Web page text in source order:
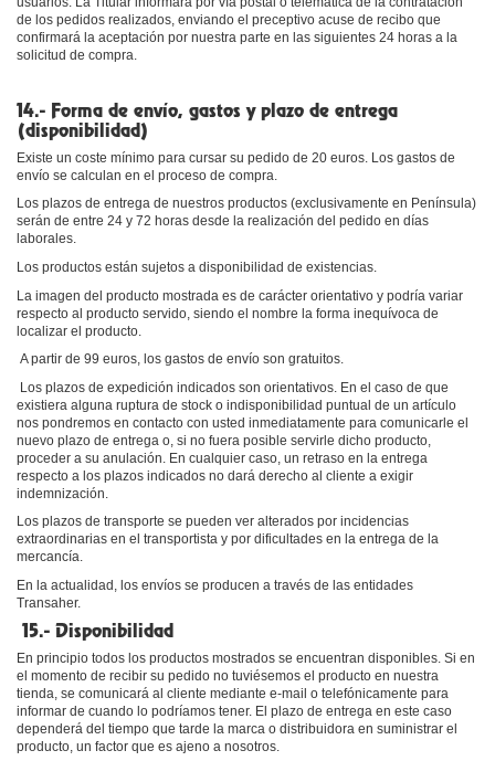
de los pedidos realizados, enviando el preceptivo acuse de recibo que
confirmará la aceptación por nuestra parte en las siguientes 24 horas a la
solicitud de compra.
14.- Forma de envío, gastos y plazo de entrega
(disponibilidad)
Existe un coste mínimo para cursar su pedido de 20 euros. Los gastos de
envío se calculan en el proceso de compra.
Los plazos de entrega de nuestros productos (exclusivamente en Península)
serán de entre 24 y 72 horas desde la realización del pedido en días
laborales.
Los productos están sujetos a disponibilidad de existencias.
La imagen del producto mostrada es de carácter orientativo y podría variar
respecto al producto servido, siendo el nombre la forma inequívoca de
localizar el producto.
A partir de 99 euros, los gastos de envío son gratuitos.
Los plazos de expedición indicados son orientativos. En el caso de que
existiera alguna ruptura de stock o indisponibilidad puntual de un artículo
nos pondremos en contacto con usted inmediatamente para comunicarle el
nuevo plazo de entrega o, si no fuera posible servirle dicho producto,
proceder a su anulación. En cualquier caso, un retraso en la entrega
respecto a los plazos indicados no dará derecho al cliente a exigir
indemnización.
Los plazos de transporte se pueden ver alterados por incidencias
extraordinarias en el transportista y por dificultades en la entrega de la
mercancía.
En la actualidad, los envíos se producen a través de las entidades
Transaher.
15.- Disponibilidad
En principio todos los productos mostrados se encuentran disponibles. Si en
el momento de recibir su pedido no tuviésemos el producto en nuestra
tienda, se comunicará al cliente mediante e-mail o telefónicamente para
informar de cuando lo podríamos tener. El plazo de entrega en este caso
dependerá del tiempo que tarde la marca o distribuidora en suministrar el
producto, un factor que es ajeno a nosotros.